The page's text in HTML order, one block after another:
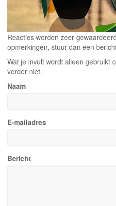
Reacties worden zeer
opmerkingen, stuur dan een
Wat je invult wordt alleen gebruikt
verder niet.
Naam
E-mailadres
Bericht